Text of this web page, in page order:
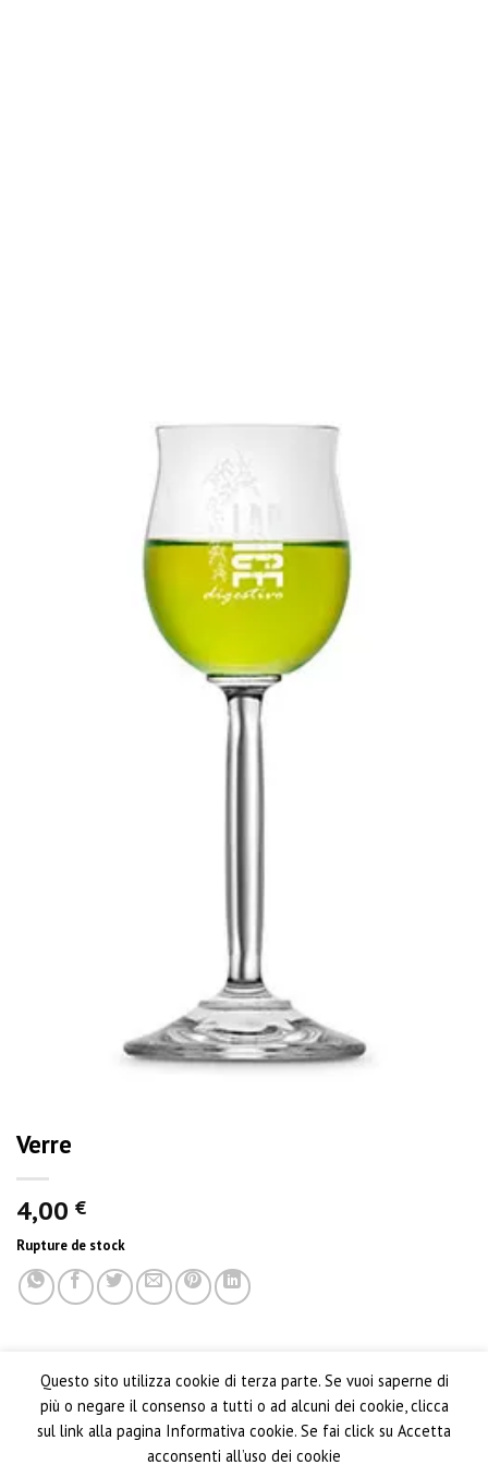
Verre
4,00 €
Rupture de stock
Questo sito utilizza cookie di terza parte. Se vuoi saperne di
più o negare il consenso a tutti o ad alcuni dei cookie, clicca
sul link alla pagina Informativa cookie. Se fai click su Accetta
acconsenti all’uso dei cookie